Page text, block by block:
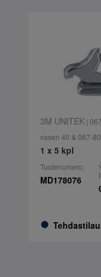
3M UNITEK|
vasen 40 & 067-
1 x 5 kpl
Tuotenumero:
MD178076